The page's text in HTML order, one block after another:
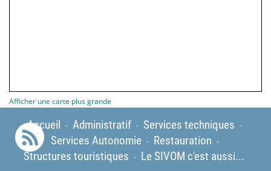
Afficher une carte plus grande
Accueil - Administratif - Services techniques -
Services Autonomie - Restauration -
Structures touristiques - Le SIVOM c'est aussi...